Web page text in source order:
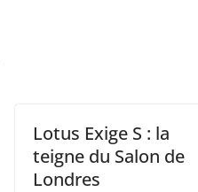
Lotus Exige S : la
teigne du Salon de
Londres